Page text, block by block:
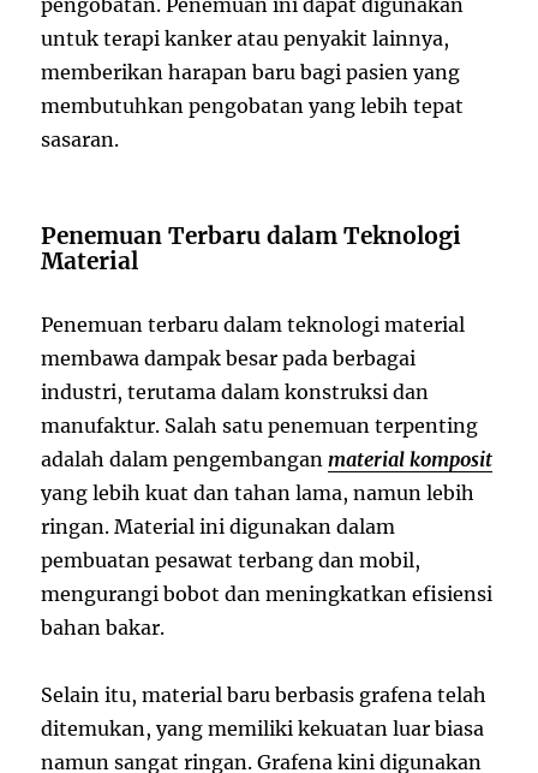
untuk terapi kanker atau penyakit lainnya,
memberikan harapan baru bagi pasien yang
membutuhkan pengobatan yang lebih tepat
sasaran.
Penemuan Terbaru dalam Teknologi
Material
Penemuan terbaru dalam teknologi material
membawa dampak besar pada berbagai
industri, terutama dalam konstruksi dan
manufaktur. Salah satu penemuan terpenting
adalah dalam pengembangan material komposit
yang lebih kuat dan tahan lama, namun lebih
ringan. Material ini digunakan dalam
pembuatan pesawat terbang dan mobil,
mengurangi bobot dan meningkatkan efisiensi
bahan bakar.
Selain itu, material baru berbasis grafena telah
ditemukan, yang memiliki kekuatan luar biasa
namun sangat ringan. Grafena kini digunakan